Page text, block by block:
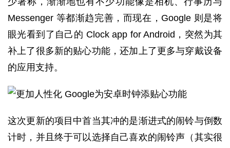
Messenger 等都渐趋完善，而现在，Google 则是将
眼光看到了自己的 Clock app for Android，突然为其
补上了很多新的贴心功能，还加上了更多与穿戴设备
的应用支持。
这次更新的项目中首当其冲的是渐进式的闹铃与倒数
计时，并且终于可以选择自己喜欢的闹铃声（其实很